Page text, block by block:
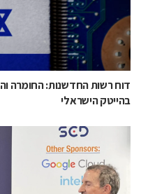
דוח רשות החדשנות: החומרה
בהייטק הישראלי